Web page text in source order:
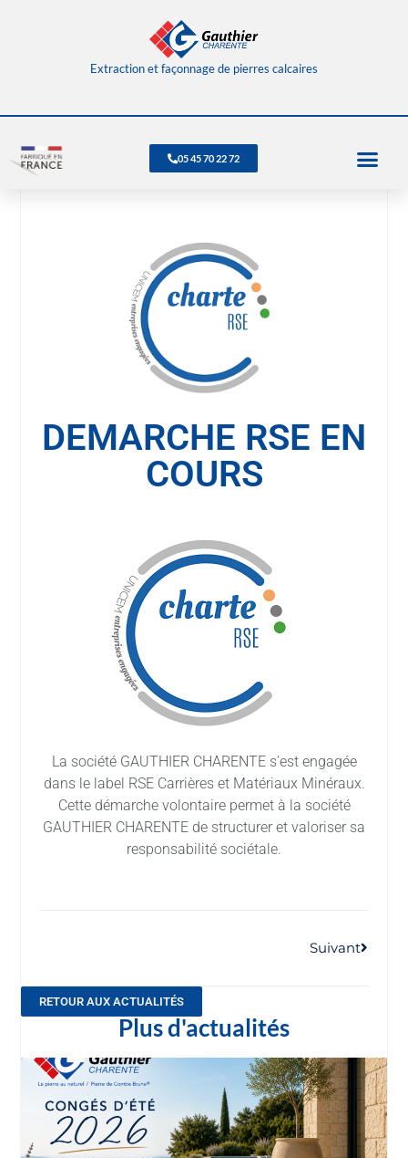
Extraction et façonnage de pierres calcaires
05 45 70 22 72
DEMARCHE RSE EN
COURS
La société GAUTHIER CHARENTE s’est engagée
dans le label RSE Carrières et Matériaux Minéraux.
Cette démarche volontaire permet à la société
GAUTHIER CHARENTE de structurer et valoriser sa
responsabilité sociétale.
Suivant
RETOUR AUX ACTUALITÉS
Plus d'actualités